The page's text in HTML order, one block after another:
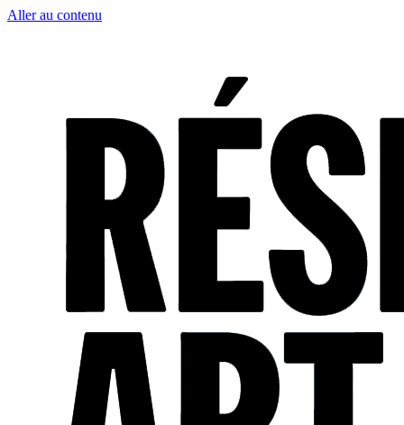
Aller au contenu